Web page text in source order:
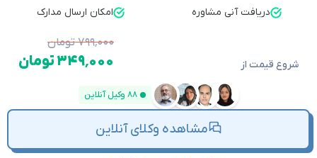
دریافت آنی مشاوره
امکان ارسال مدارک
شروع قیمت از
۷۹۹٬۰۰۰ تومان
۳۴۹٬۰۰۰ تومان
۸۸ وکیل آنلاین
مشاهده وکلای آنلاین